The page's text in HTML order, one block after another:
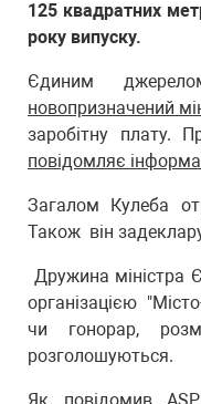
125 квадратних
року випуску.
Єдиним
новопризначений
заробітну плату.
повідомляє
Загалом Кулеба
Також він
Дружина міністра
організацією
чи гонорар,
розголошуються.